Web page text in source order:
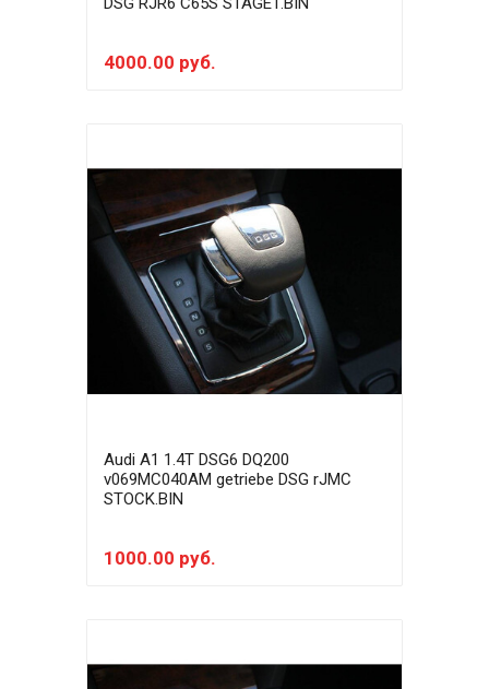
4000.00 руб.
Audi A1 1.4T DSG6 DQ200
v069MC040AM getriebe DSG rJMC
STOCK.BIN
1000.00 руб.